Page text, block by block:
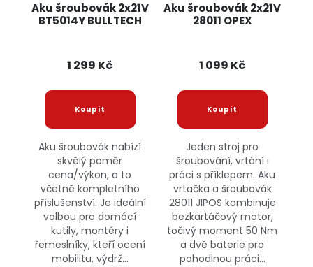
Aku šroubovák 2x21V
BT5014Y BULLTECH
1 299 Kč
Aku šroubovák nabízí
skvělý poměr
cena/výkon, a to
včetně kompletního
příslušenství. Je ideální
volbou pro domácí
kutily, montéry i
řemeslníky, kteří ocení
mobilitu, výdrž...
Aku šroubovák 2x21V
28011 OPEX
1 099 Kč
Jeden stroj pro
šroubování, vrtání i
práci s příklepem. Aku
vrtačka a šroubovák
28011 JIPOS kombinuje
bezkartáčový motor,
točivý moment 50 Nm
a dvě baterie pro
pohodlnou práci...